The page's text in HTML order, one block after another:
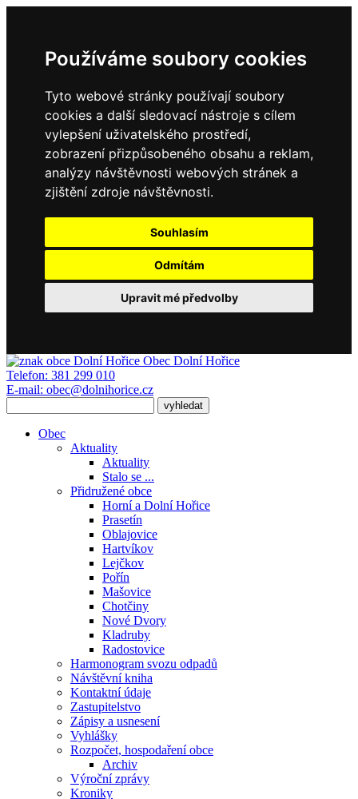
Používáme soubory cookies
Tyto webové stránky používají soubory
cookies a další sledovací nástroje s cílem
vylepšení uživatelského prostředí,
zobrazení přizpůsobeného obsahu a reklam,
analýzy návštěvnosti webových stránek a
zjištění zdroje návštěvnosti.
Souhlasím
Odmítám
Upravit mé předvolby
Obec Dolní Hořice
Telefon: 381 299 010
E-mail: obec@dolnihorice.cz
Obec
Aktuality
Aktuality
Stalo se ...
Přidružené obce
Horní a Dolní Hořice
Prasetín
Oblajovice
Hartvíkov
Lejčkov
Pořín
Mašovice
Chotčiny
Nové Dvory
Kladruby
Radostovice
Harmonogram svozu odpadů
Návštěvní kniha
Kontaktní údaje
Zastupitelstvo
Zápisy a usnesení
Vyhlášky
Rozpočet, hospodaření obce
Archiv
Výroční zprávy
Kroniky